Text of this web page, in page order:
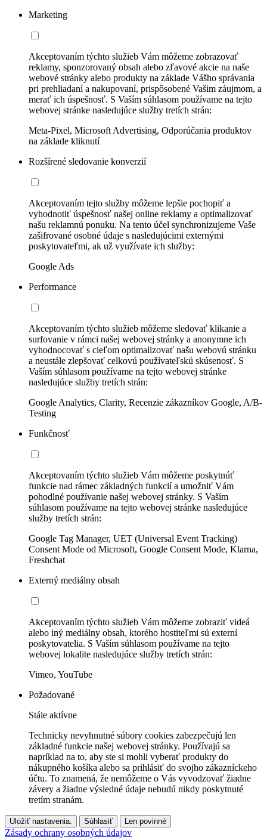
Marketing
Akceptovaním týchto služieb Vám môžeme zobrazovať
reklamy, sponzorovaný obsah alebo zľavové akcie na naše
webové stránky alebo produkty na základe Vášho správania
pri prehliadaní a nakupovaní, prispôsobené Vašim záujmom, a
merať ich úspešnosť. S Vaším súhlasom používame na tejto
webovej stránke nasledujúce služby tretích strán:
Meta-Pixel, Microsoft Advertising, Odporúčania produktov
na základe kliknutí
Rozšírené sledovanie konverzií
Akceptovaním tejto služby môžeme lepšie pochopiť a
vyhodnotiť úspešnosť našej online reklamy a optimalizovať
našu reklamnú ponuku. Na tento účel synchronizujeme Vaše
zašifrované osobné údaje s nasledujúcimi externými
poskytovateľmi, ak už využívate ich služby:
Google Ads
Performance
Akceptovaním týchto služieb môžeme sledovať klikanie a
surfovanie v rámci našej webovej stránky a anonymne ich
vyhodnocovať s cieľom optimalizovať našu webovú stránku
a neustále zlepšovať celkovú používateľskú skúsenosť. S
Vaším súhlasom používame na tejto webovej stránke
nasledujúce služby tretích strán:
Google Analytics, Clarity, Recenzie zákazníkov Google, A/B-
Testing
Funkčnosť
Akceptovaním týchto služieb Vám môžeme poskytnúť
funkcie nad rámec základných funkcií a umožniť Vám
pohodlné používanie našej webovej stránky. S Vaším
súhlasom používame na tejto webovej stránke nasledujúce
služby tretích strán:
Google Tag Manager, UET (Universal Event Tracking)
Consent Mode od Microsoft, Google Consent Mode, Klarna,
Freshchat
Externý mediálny obsah
Akceptovaním týchto služieb Vám môžeme zobraziť videá
alebo iný mediálny obsah, ktorého hostiteľmi sú externí
poskytovatelia. S Vaším súhlasom používame na tejto
webovej lokalite nasledujúce služby tretích strán:
Vimeo, YouTube
Požadované
Stále aktívne
Technicky nevyhnutné súbory cookies zabezpečujú len
základné funkcie našej webovej stránky. Používajú sa
napríklad na to, aby ste si mohli vyberať produkty do
nákupného košíka alebo sa prihlásiť do svojho zákazníckeho
účtu. To znamená, že nemôžeme o Vás vyvodzovať žiadne
závery a žiadne výsledné údaje nebudú nikdy poskytnuté
tretím stranám.
Uložiť nastavenia. Súhlasiť Len povinné
Zásady ochrany osobných údajov